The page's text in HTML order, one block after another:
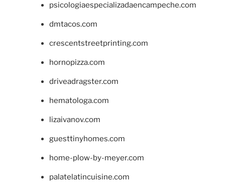
psicologiaespecializadaencampeche.com
dmtacos.com
crescentstreetprinting.com
hornopizza.com
driveadragster.com
hematologa.com
lizaivanov.com
guesttinyhomes.com
home-plow-by-meyer.com
palatelatincuisine.com